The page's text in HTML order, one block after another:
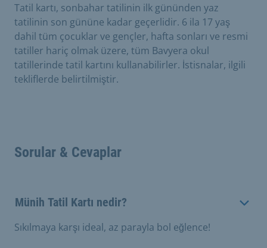
Tatil kartı, sonbahar tatilinin ilk gününden yaz
tatilinin son gününe kadar geçerlidir. 6 ila 17 yaş
dahil tüm çocuklar ve gençler, hafta sonları ve resmi
tatiller hariç olmak üzere, tüm Bavyera okul
tatillerinde tatil kartını kullanabilirler. İstisnalar, ilgili
tekliflerde belirtilmiştir.
Sorular & Cevaplar
Münih Tatil Kartı nedir?
Sıkılmaya karşı ideal, az parayla bol eğlence!